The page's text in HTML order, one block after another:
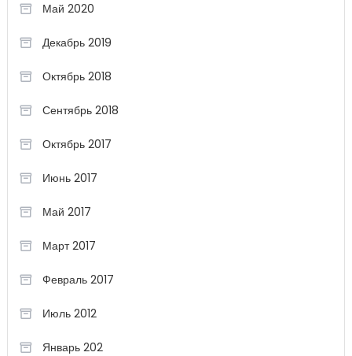
Май 2020
Декабрь 2019
Октябрь 2018
Сентябрь 2018
Октябрь 2017
Июнь 2017
Май 2017
Март 2017
Февраль 2017
Июль 2012
Январь 202